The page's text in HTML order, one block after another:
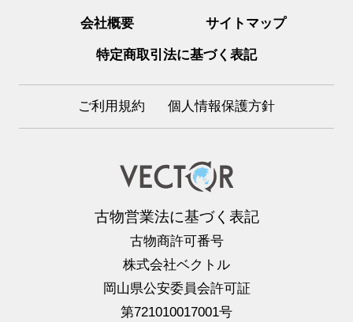
会社概要 サイトマップ
特定商取引法に基づく表記
ご利用規約 個人情報保護方針
古物営業法に基づく表記
古物商許可番号
株式会社ベクトル
岡山県公安委員会許可証
第721010017001号